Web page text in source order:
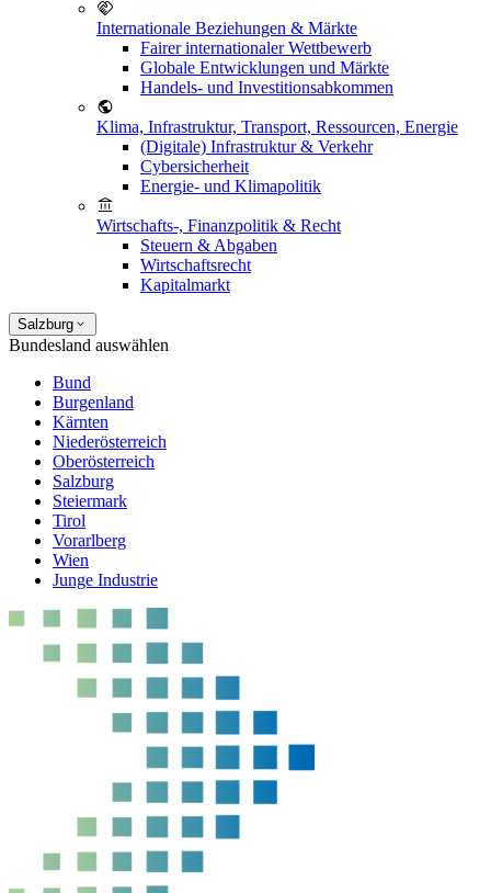
Internationale Beziehungen & Märkte
Fairer internationaler Wettbewerb
Globale Entwicklungen und Märkte
Handels- und Investitionsabkommen
Klima, Infrastruktur, Transport, Ressourcen, Energie
(Digitale) Infrastruktur & Verkehr
Cybersicherheit
Energie- und Klimapolitik
Wirtschafts-, Finanzpolitik & Recht
Steuern & Abgaben
Wirtschaftsrecht
Kapitalmarkt
Salzburg
Bundesland auswählen
Bund
Burgenland
Kärnten
Niederösterreich
Oberösterreich
Salzburg
Steiermark
Tirol
Vorarlberg
Wien
Junge Industrie